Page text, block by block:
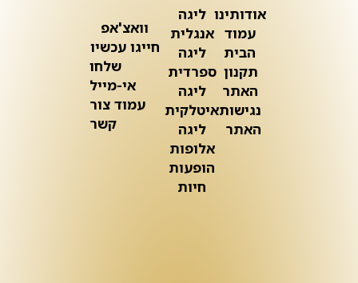
אודותינו
עמוד
הבית
תקנון
האתר
נגישות
האתר
ליגה
אנגלית
ליגה
ספרדית
ליגה
איטלקית
ליגה
אלופות
הופעות
חיות
וואצ'אפ
חייגו עכשיו
שלחו
אי-מייל
עמוד צור
קשר